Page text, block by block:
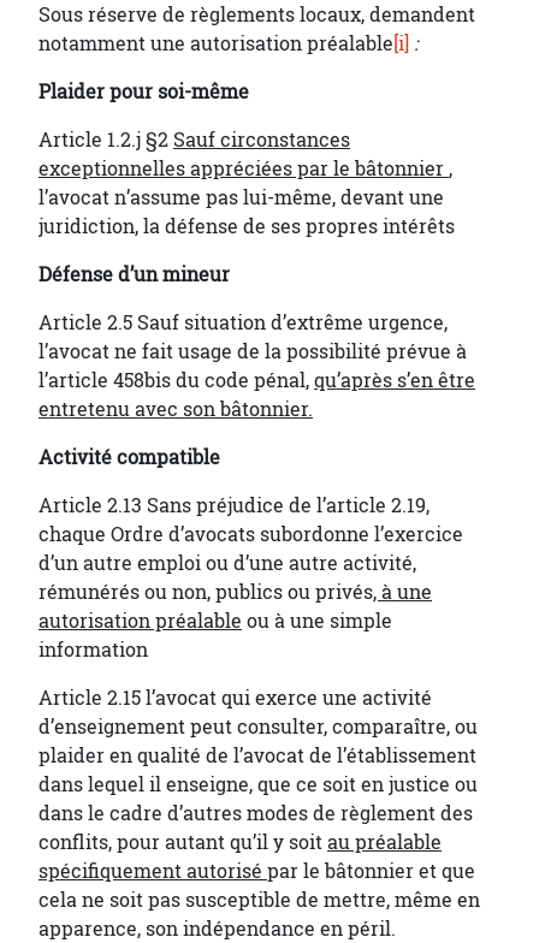
Sous réserve de règlements locaux, demandent
notamment une autorisation préalable[i] :
Plaider pour soi-même
Article 1.2.j §2 Sauf circonstances
exceptionnelles appréciées par le bâtonnier,
l’avocat n’assume pas lui-même, devant une
juridiction, la défense de ses propres intérêts
Défense d’un mineur
Article 2.5 Sauf situation d’extrême urgence,
l’avocat ne fait usage de la possibilité prévue à
l’article 458bis du code pénal,qu’après s’en être
entretenu avec son bâtonnier.
Activité compatible
Article 2.13 Sans préjudice de l’article 2.19,
chaque Ordre d’avocats subordonne l’exercice
d’un autre emploi ou d’une autre activité,
rémunérés ou non, publics ou privés, à une
autorisation préalable ou à une simple
information
Article 2.15 l’avocat qui exerce une activité
d’enseignement peut consulter, comparaître, ou
plaider en qualité de l’avocat de l’établissement
dans lequel il enseigne, que ce soit en justice ou
dans le cadre d’autres modes de règlement des
conflits, pour autant qu’il y soitau préalable
spécifiquement autorisé par le bâtonnier et que
cela ne soit pas susceptible de mettre, même en
apparence, son indépendance en péril.